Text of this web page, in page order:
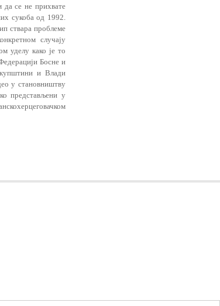
да се не прихвате
сукоба од 1992.
ствара проблеме
случају
уделу како је то
Босне и
и Влади
у становништву
представљени у